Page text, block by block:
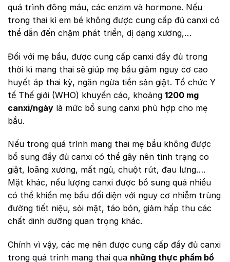
quá trình đông máu, các enzim và hormone. Nếu
trong thai kì em bé không được cung cấp đủ canxi có
thể dẫn đến chậm phát triển, dị dạng xương,…
Đối với mẹ bầu, được cung cấp canxi đầy đủ trong
thời kì mang thai sẽ giúp mẹ bầu giảm nguy cơ cao
huyết áp thai kỳ, ngăn ngừa tiền sản giật. Tổ chức Y
tế Thế giới (WHO) khuyến cáo, khoảng 1200 mg
canxi/ngày là mức bổ sung canxi phù hợp cho mẹ
bầu.
Nếu trong quá trình mang thai mẹ bầu không được
bổ sung đầy đủ canxi có thể gây nên tình trạng co
giật, loãng xương, mất ngủ, chuột rút, đau lưng….
Mặt khác, nếu lượng canxi được bổ sung quá nhiều
có thể khiến mẹ bầu đối diện với nguy cơ nhiễm trùng
đường tiết niệu, sỏi mật, táo bón, giảm hấp thu các
chất dinh dưỡng quan trọng khác.
Chính vì vậy, các mẹ nên được cung cấp đầy đủ canxi
trong quá trình mang thai qua những thực phẩm bổ